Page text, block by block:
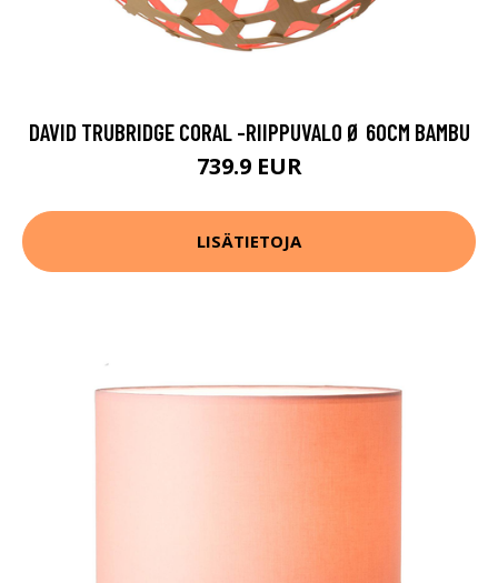
DAVID TRUBRIDGE CORAL -RIIPPUVALO Ø 60CM BAMBU
739.9 EUR
LISÄTIETOJA